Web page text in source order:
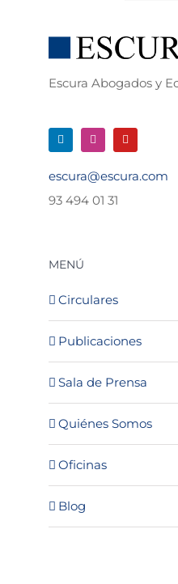
Escura Abogados y
escura@escura.com
93 494 01 31
MENÚ
Circulares
Publicaciones
Sala de Prensa
Quiénes Somos
Oficinas
Blog